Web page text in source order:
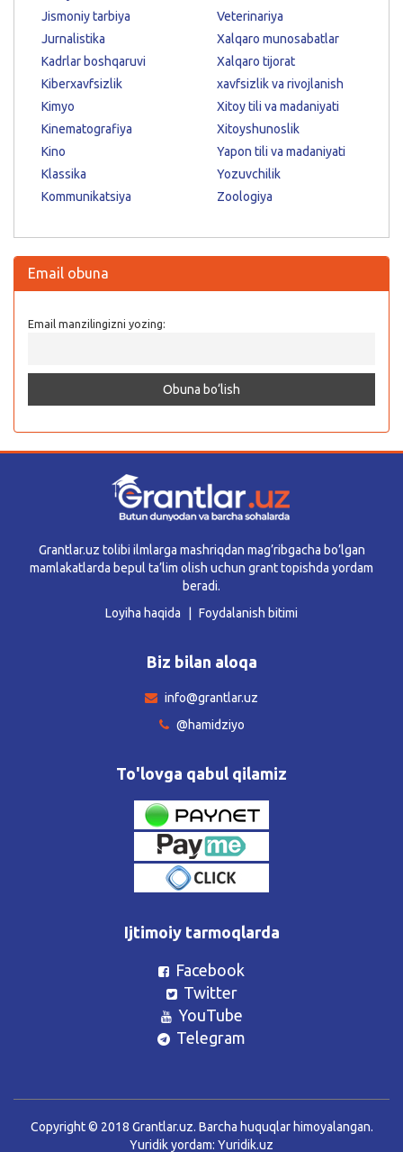
Jismoniy tarbiya
Jurnalistika
Kadrlar boshqaruvi
Kiberxavfsizlik
Kimyo
Kinematografiya
Kino
Klassika
Kommunikatsiya
Veterinariya
Xalqaro munosabatlar
Xalqaro tijorat
xavfsizlik va rivojlanish
Xitoy tili va madaniyati
Xitoyshunoslik
Yapon tili va madaniyati
Yozuvchilik
Zoologiya
Email obuna
Email manzilingizni yozing:
Grantlar.uz tolibi ilmlarga mashriqdan mag’ribgacha bo’lgan
mamlakatlarda bepul ta’lim olish uchun grant topishda yordam
beradi.
Loyiha haqida
Foydalanish bitimi
Biz bilan aloqa
info@grantlar.uz
@hamidziyo
To'lovga qabul qilamiz
Ijtimoiy tarmoqlarda
Facebook
Twitter
YouTube
Telegram
Copyright © 2018 Grantlar.uz. Barcha huquqlar himoyalangan.
Yuridik yordam: Yuridik.uz